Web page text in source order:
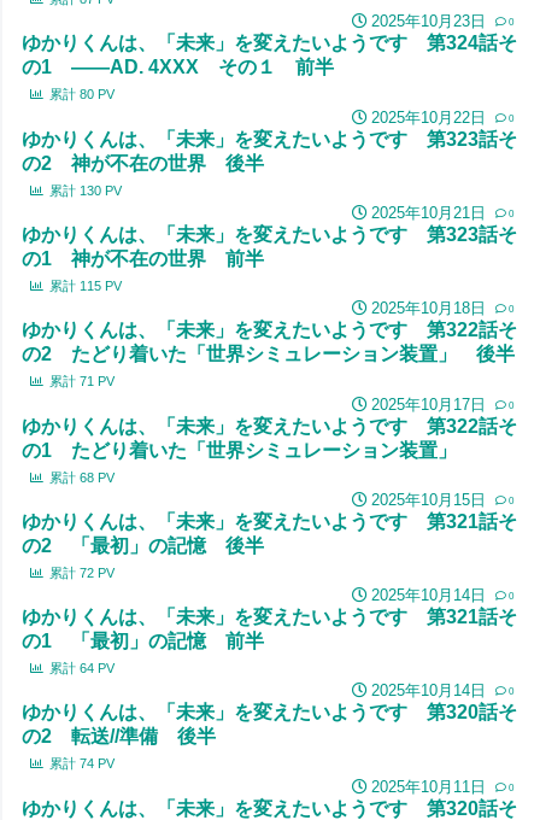
2025年10月23日 0
ゆかりくんは、「未来」を変えたいようです 第324話そ
の1 ――AD. 4XXX その１ 前半
累計 80 PV
2025年10月22日 0
ゆかりくんは、「未来」を変えたいようです 第323話そ
の2 神が不在の世界 後半
累計 130 PV
2025年10月21日 0
ゆかりくんは、「未来」を変えたいようです 第323話そ
の1 神が不在の世界 前半
累計 115 PV
2025年10月18日 0
ゆかりくんは、「未来」を変えたいようです 第322話そ
の2 たどり着いた「世界シミュレーション装置」 後半
累計 71 PV
2025年10月17日 0
ゆかりくんは、「未来」を変えたいようです 第322話そ
の1 たどり着いた「世界シミュレーション装置」
累計 68 PV
2025年10月15日 0
ゆかりくんは、「未来」を変えたいようです 第321話そ
の2 「最初」の記憶 後半
累計 72 PV
2025年10月14日 0
ゆかりくんは、「未来」を変えたいようです 第321話そ
の1 「最初」の記憶 前半
累計 64 PV
2025年10月14日 0
ゆかりくんは、「未来」を変えたいようです 第320話そ
の2 転送//準備 後半
累計 74 PV
2025年10月11日 0
ゆかりくんは、「未来」を変えたいようです 第320話そ